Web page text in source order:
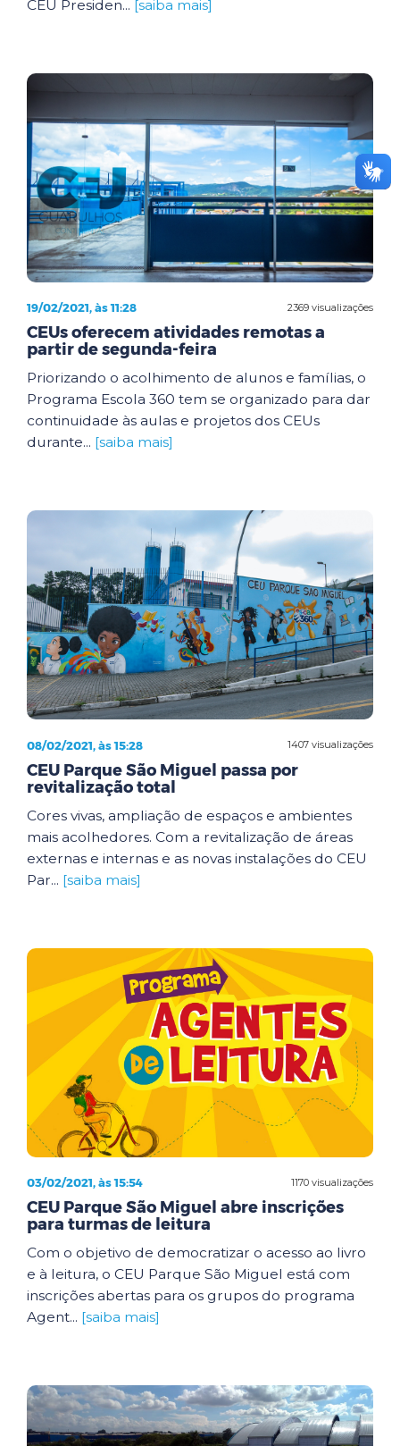
CEU Presiden... [saiba mais]
2369 visualizações
19/02/2021, às 11:28
CEUs oferecem atividades remotas a
partir de segunda-feira
Priorizando o acolhimento de alunos e famílias, o
Programa Escola 360 tem se organizado para dar
continuidade às aulas e projetos dos CEUs
durante... [saiba mais]
1407 visualizações
08/02/2021, às 15:28
CEU Parque São Miguel passa por
revitalização total
Cores vivas, ampliação de espaços e ambientes
mais acolhedores. Com a revitalização de áreas
externas e internas e as novas instalações do CEU
Par... [saiba mais]
1170 visualizações
03/02/2021, às 15:54
CEU Parque São Miguel abre inscrições
para turmas de leitura
Com o objetivo de democratizar o acesso ao livro
e à leitura, o CEU Parque São Miguel está com
inscrições abertas para os grupos do programa
Agent... [saiba mais]